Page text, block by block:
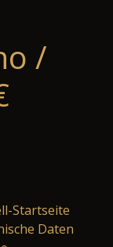
/
Startseite
Daten